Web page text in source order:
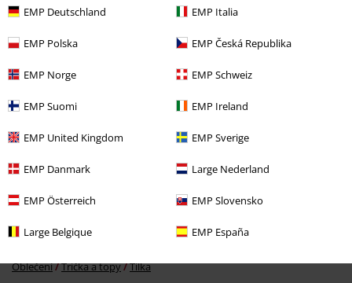
EMP Deutschland EMP Italia
EMP Polska EMP Česká Republika
EMP Norge EMP Schweiz
EMP Suomi EMP Ireland
EMP United Kingdom EMP Sverige
EMP Danmark Large Nederland
EMP Österreich EMP Slovensko
Large Belgique EMP España
Kč 519,00
More categories. More options.
Extra velikosti Muži
Oblečení Trička a topy Tílka